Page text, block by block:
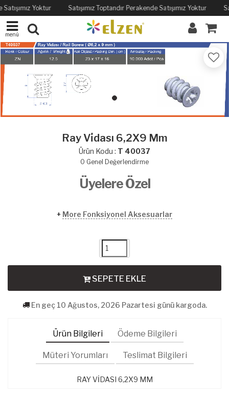
Yoktur Satışımız Toptandır Perakende Satışımız Yoktur
menü
Ray Vi̇dası 6,2X9 Mm
Ürün Kodu : T 40037
0 Genel Değerlendirme
Üyelere Özel
+ More Fonksiyonel Aksesuarlar
SEPETE EKLE
En geç 10 Ağustos, 2026 Pazartesi günü kargoda.
Ürün Bilgileri Ödeme Bilgileri
Müteri Yorumları Teslimat Bilgileri
RAY VİDASI 6,2X9 MM